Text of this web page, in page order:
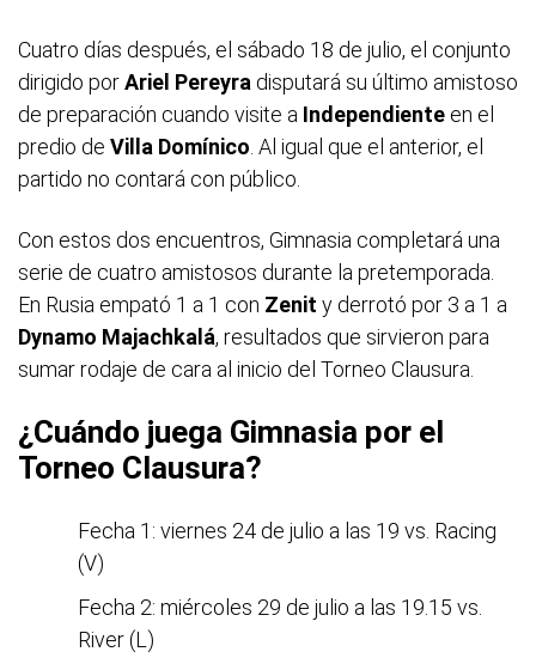
Cuatro días después, el sábado 18 de julio, el conjunto
dirigido porAriel Pereyra disputará su último amistoso
de preparación cuando visite a Independiente en el
predio de Villa Domínico . Al igual que el anterior, el
partido no contará con público.
Con estos dos encuentros, Gimnasia completará una
serie de cuatro amistosos durante la pretemporada.
En Rusia empató 1 a 1 con Zenit y derrotó por 3 a 1 a
Dynamo Majachkalá, resultados que sirvieron para
sumar rodaje de cara al inicio del Torneo Clausura.
¿Cuándo juega Gimnasia por el
Torneo Clausura?
Fecha 1: viernes 24 de julio a las 19 vs. Racing
(V)
Fecha 2: miércoles 29 de julio a las 19.15 vs.
River (L)